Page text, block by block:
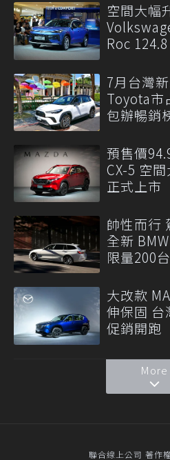
空間大幅
Roc
7月台灣
Toyota市
包辦暢銷
預售價
CX-5 空
正式上市
帥性而行
全新
限量200台
大改款
伸保固 台
促銷開跑
More
聯合線上公司 著作